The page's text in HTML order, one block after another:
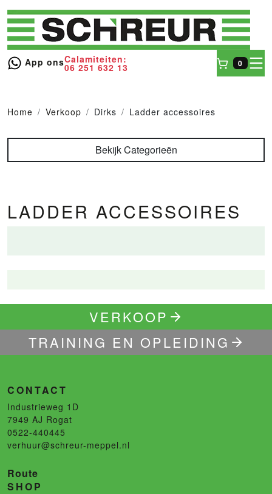
App onsCalamiteiten:
06 251 632 13 0
Home Verkoop Dirks Ladder accessoires
Bekijk Categorieën
LADDER ACCESSOIRES
VERKOOP
TRAINING EN OPLEIDING
CONTACT
Industrieweg 1D
7949 AJ Rogat
0522-440445
verhuur@schreur-meppel.nl
Route
SHOP